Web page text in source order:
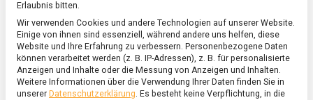
Erlaubnis bitten.
Wir verwenden Cookies und andere Technologien auf unserer Website.
Einige von ihnen sind essenziell, während andere uns helfen, diese
Website und Ihre Erfahrung zu verbessern. Personenbezogene Daten
können verarbeitet werden (z. B. IP-Adressen), z. B. für personalisierte
Anzeigen und Inhalte oder die Messung von Anzeigen und Inhalten.
Weitere Informationen über die Verwendung Ihrer Daten finden Sie in
unserer Datenschutzerklärung. Es besteht keine Verpflichtung, in die